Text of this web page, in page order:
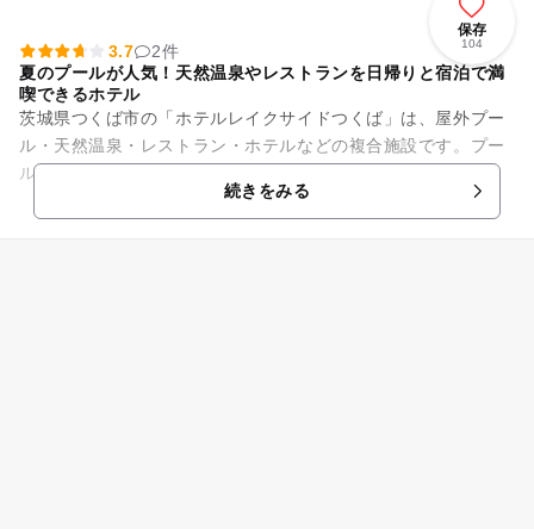
保存
104
3.7
2件
夏のプールが人気！天然温泉やレストランを日帰りと宿泊で満
喫できるホテル
茨城県つくば市の「ホテルレイクサイドつくば」は、屋外プー
ル・天然温泉・レストラン・ホテルなどの複合施設です。プー
ルは夏期限定ですが、139mの流れるプールや幼児用プールの
続きをみる